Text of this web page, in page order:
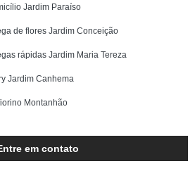
Jardim Paraíso
de flores Jardim Conceição
rápidas Jardim Maria Tereza
Jardim Canhema
Montanhão
em contato